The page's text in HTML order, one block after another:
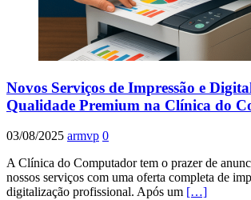
Novos Serviços de Impressão e
Qualidade Premium na Clínica do
03/08/2025 armvp 0
A Clínica do Computador tem o prazer de
nossos serviços com uma oferta completa de
digitalização profissional. Após um […]